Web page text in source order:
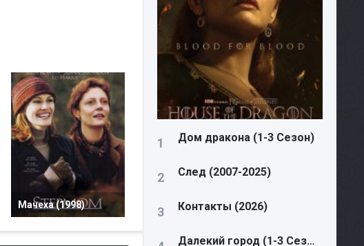
Мачеха (1998)
Дом дракона (1-3 Сезон)
След (2007-2025)
Контакты (2026)
Далекий город (1-3 Сезон)